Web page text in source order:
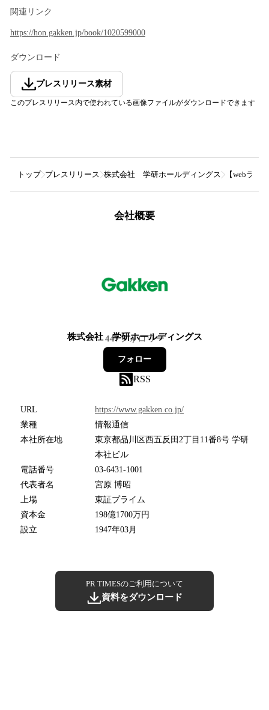
関連リンク
https://hon.gakken.jp/book/1020599000
ダウンロード
プレスリリース素材
このプレスリリース内で使われている画像ファイルがダウンロードできます
トップ プレスリリース 株式会社 学研ホールディングス 【webラ
会社概要
株式会社 学研ホールディングス
447フォロワー
フォロー
RSS
URL
https://www.gakken.co.jp/
業種
情報通信
本社所在地
東京都品川区西五反田2丁目11番8号 学研
本社ビル
電話番号
03-6431-1001
代表者名
宮原 博昭
上場
東証プライム
資本金
198億1700万円
設立
1947年03月
PR TIMESのご利用について
資料をダウンロード